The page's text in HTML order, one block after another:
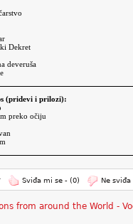
Dekret
deveruša
(pridevi i prilozi):
preko očiju
Sviđa mi se - (0) Ne
from around the World -